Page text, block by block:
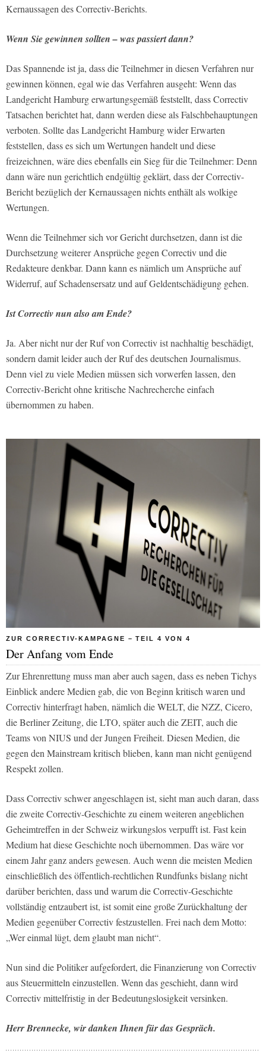
Kernaussagen des Correctiv-Berichts.
Wenn Sie gewinnen sollten – was passiert dann?
Das Spannende ist ja, dass die Teilnehmer in diesen Verfahren nur
gewinnen können, egal wie das Verfahren ausgeht: Wenn das
Landgericht Hamburg erwartungsgemäß feststellt, dass Correctiv
Tatsachen berichtet hat, dann werden diese als Falschbehauptungen
verboten. Sollte das Landgericht Hamburg wider Erwarten
feststellen, dass es sich um Wertungen handelt und diese
freizeichnen, wäre dies ebenfalls ein Sieg für die Teilnehmer: Denn
dann wäre nun gerichtlich endgültig geklärt, dass der Correctiv-
Bericht bezüglich der Kernaussagen nichts enthält als wolkige
Wertungen.
Wenn die Teilnehmer sich vor Gericht durchsetzen, dann ist die
Durchsetzung weiterer Ansprüche gegen Correctiv und die
Redakteure denkbar. Dann kann es nämlich um Ansprüche auf
Widerruf, auf Schadensersatz und auf Geldentschädigung gehen.
Ist Correctiv nun also am Ende?
Ja. Aber nicht nur der Ruf von Correctiv ist nachhaltig beschädigt,
sondern damit leider auch der Ruf des deutschen Journalismus.
Denn viel zu viele Medien müssen sich vorwerfen lassen, den
Correctiv-Bericht ohne kritische Nachrecherche einfach
übernommen zu haben.
ZUR CORRECTIV-KAMPAGNE – TEIL 4 VON 4
Der Anfang vom Ende
Zur Ehrenrettung muss man aber auch sagen, dass es neben Tichys
Einblick andere Medien gab, die von Beginn kritisch waren und
Correctiv hinterfragt haben, nämlich die WELT, die NZZ, Cicero,
die Berliner Zeitung, die LTO, später auch die ZEIT, auch die
Teams von NIUS und der Jungen Freiheit. Diesen Medien, die
gegen den Mainstream kritisch blieben, kann man nicht genügend
Respekt zollen.
Dass Correctiv schwer angeschlagen ist, sieht man auch daran, dass
die zweite Correctiv-Geschichte zu einem weiteren angeblichen
Geheimtreffen in der Schweiz wirkungslos verpufft ist. Fast kein
Medium hat diese Geschichte noch übernommen. Das wäre vor
einem Jahr ganz anders gewesen. Auch wenn die meisten Medien
einschließlich des öffentlich-rechtlichen Rundfunks bislang nicht
darüber berichten, dass und warum die Correctiv-Geschichte
vollständig entzaubert ist, ist somit eine große Zurückhaltung der
Medien gegenüber Correctiv festzustellen. Frei nach dem Motto:
„Wer einmal lügt, dem glaubt man nicht“.
Nun sind die Politiker aufgefordert, die Finanzierung von Correctiv
aus Steuermitteln einzustellen. Wenn das geschieht, dann wird
Correctiv mittelfristig in der Bedeutungslosigkeit versinken.
Herr Brennecke, wir danken Ihnen für das Gespräch.